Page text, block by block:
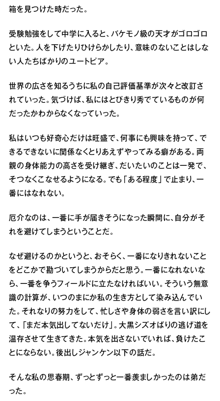
箱を見つけた時だった。
受験勉強をして中学に入ると、バケモノ級の天才がゴロゴロ
といた。人を下げたりひけらかしたり、意味のないことはしな
い人たちばかりのユートピア。
世界の広さを知るうちに私の自己評価基準が次々と改訂さ
れていった。気づけば、私にはとびきり秀でているものが何
だったかわからなくなっていった。
私はいつも好奇心だけは旺盛で、何事にも興味を持って、で
きるできないに関係なくとりあえずやってみる癖がある。両
親の身体能力の高さを受け継ぎ、だいたいのことは一発で、
そつなくこなせるようになる。でも「ある程度」で止まり、一
番にはなれない。
厄介なのは、一番に手が届きそうになった瞬間に、自分がそ
れを避けてしまうということだ。
なぜ避けるのかというと、おそらく、一番になりきれないこと
をどこかで勘づいてしまうからだと思う。一番になれないな
ら、一番を争うフィールドに立たなければいい。そういう無意
識の計算が、いつのまにか私の生き方として染み込んでい
た。それなりの努力をして、忙しさや身体の弱さを言い訳にし
て、「まだ本気出してないだけ」。大黒シズオばりの逃げ道を
温存させて生きてきた。本気を出さないでいれば、負けたこ
とにならない。後出しジャンケン以下の話だ。
そんな私の思春期、ずっとずっと一番羨ましかったのは弟だ
った。